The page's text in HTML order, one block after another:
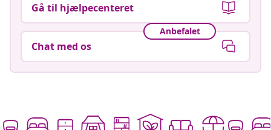
Gå til hjælpecenteret
Anbefalet
Chat med os